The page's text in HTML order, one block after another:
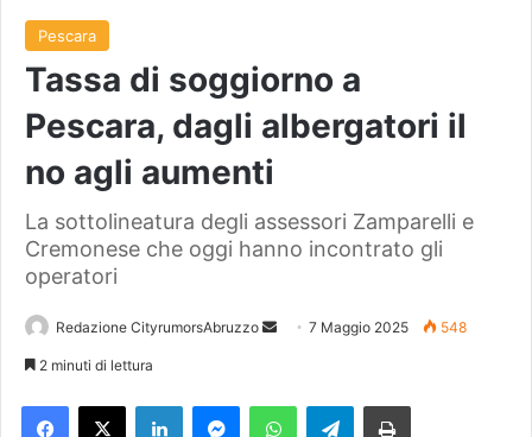
Pescara
Tassa di soggiorno a
Pescara, dagli albergatori il
no agli aumenti
La sottolineatura degli assessori Zamparelli e
Cremonese che oggi hanno incontrato gli
operatori
Redazione CityrumorsAbruzzo 7 Maggio 2025 548
2 minuti di lettura
Telegram